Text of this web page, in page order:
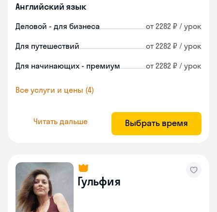
Английский язык
Деловой - для бизнеса от 2282 ₽ / урок
Для путешествий от 2282 ₽ / урок
Для начинающих - премиум от 2282 ₽ / урок
Все услуги и цены (4)
Читать дальше Выбрать время
Гульфия